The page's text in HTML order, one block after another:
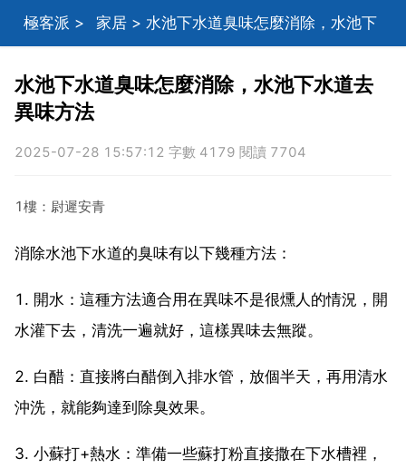
極客派 > 家居 > 水池下水道臭味怎麼消除，水池下
水池下水道臭味怎麼消除，水池下水道去
異味方法
2025-07-28 15:57:12 字數 4179 閱讀 7704
1樓：尉遲安青
消除水池下水道的臭味有以下幾種方法：
1. 開水：這種方法適合用在異味不是很燻人的情況，開
水灌下去，清洗一遍就好，這樣異味去無蹤。
2. 白醋：直接將白醋倒入排水管，放個半天，再用清水
沖洗，就能夠達到除臭效果。
3. 小蘇打+熱水：準備一些蘇打粉直接撒在下水槽裡，